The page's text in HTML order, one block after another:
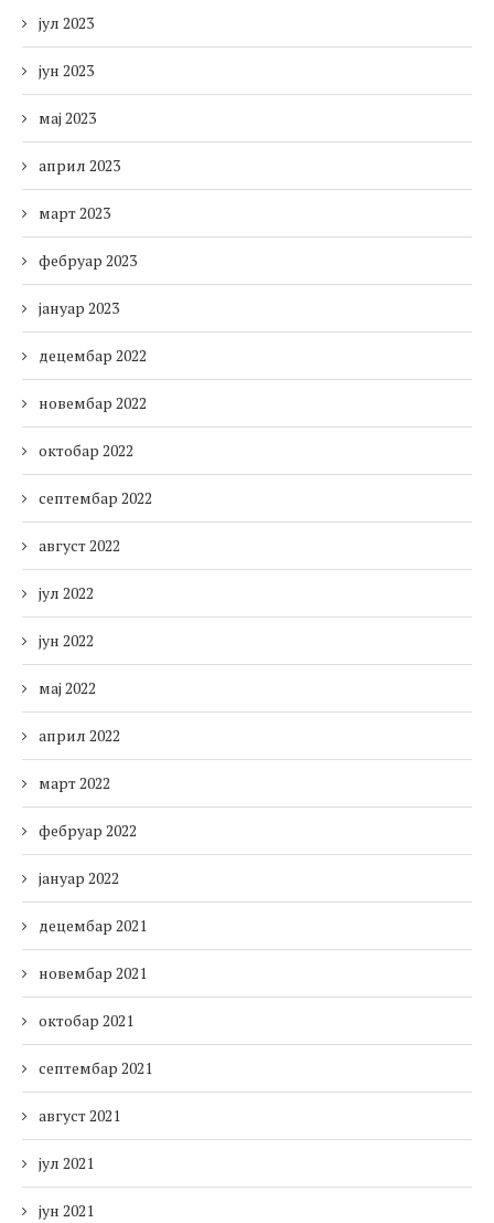
јул 2023
јун 2023
мај 2023
април 2023
март 2023
фебруар 2023
јануар 2023
децембар 2022
новембар 2022
октобар 2022
септембар 2022
август 2022
јул 2022
јун 2022
мај 2022
април 2022
март 2022
фебруар 2022
јануар 2022
децембар 2021
новембар 2021
октобар 2021
септембар 2021
август 2021
јул 2021
јун 2021